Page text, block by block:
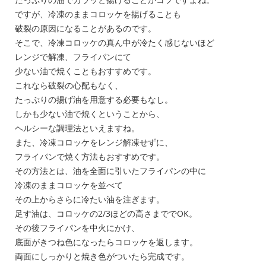
ですが、冷凍のままコロッケを揚げることも
破裂の原因になることがあるのです。
そこで、冷凍コロッケの真ん中が冷たく感じないほど
レンジで解凍、フライパンにて
少ない油で焼くこともおすすめです。
これなら破裂の心配もなく、
たっぷりの揚げ油を用意する必要もなし。
しかも少ない油で焼くということから、
ヘルシーな調理法といえますね。
また、冷凍コロッケをレンジ解凍せずに、
フライパンで焼く方法もおすすめです。
その方法とは、油を全面に引いたフライパンの中に
冷凍のままコロッケを並べて
その上からさらに冷たい油を注ぎます。
足す油は、コロッケの2/3ほどの高さまででOK。
その後フライパンを中火にかけ、
底面がきつね色になったらコロッケを返します。
両面にしっかりと焼き色がついたら完成です。